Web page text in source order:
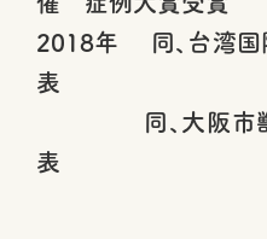
2018年 同、台湾国
表
同、大阪市獣
表